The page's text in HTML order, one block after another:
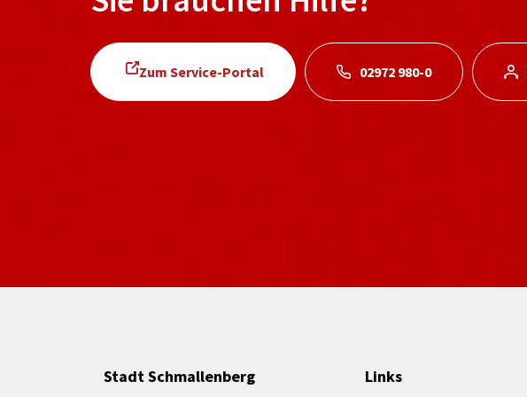
Zum Service-Portal 02972 980-0
Stadt Schmallenberg Links